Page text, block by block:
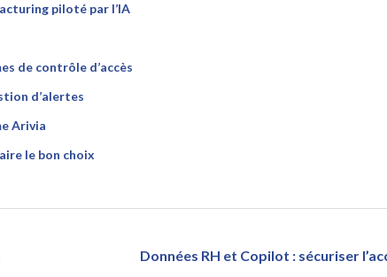
piloté par l’IA
de contrôle d’accès
d’alertes
Arivia
le bon choix
Données RH et Copilot : sécuriser